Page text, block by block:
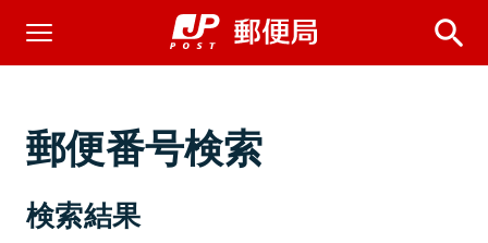
郵便番号検索
検索結果